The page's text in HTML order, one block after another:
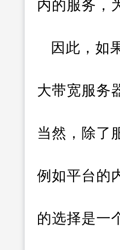
内的服务，
因此，如
大带宽服务
当然，除了
例如平台的
的选择是一